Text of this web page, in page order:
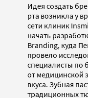
Идея создать
рта возникла у
сети клиник
начать
Branding, куда
провело
специалисты по
от медицинской
вкуса. Зубная
традиционных